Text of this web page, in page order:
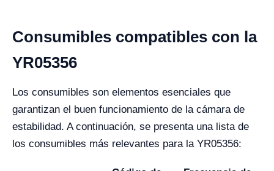
Consumibles compatibles con la
YR05356
Los consumibles son elementos esenciales que
garantizan el buen funcionamiento de la cámara de
estabilidad. A continuación, se presenta una lista de
los consumibles más relevantes para la YR05356: